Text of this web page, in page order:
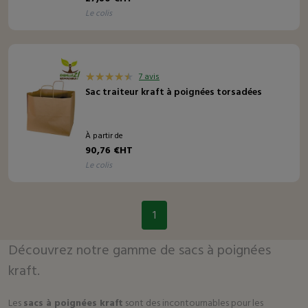
le colis
7 avis
Sac traiteur kraft à poignées torsadées
À partir de
90,76 €HT
le colis
1
Découvrez notre gamme de sacs à poignées
kraft.
Lessacs à poignées kraft sont des incontournables pour les